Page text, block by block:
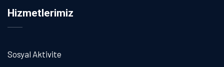
Hizmetlerimiz
Sosyal Aktivite